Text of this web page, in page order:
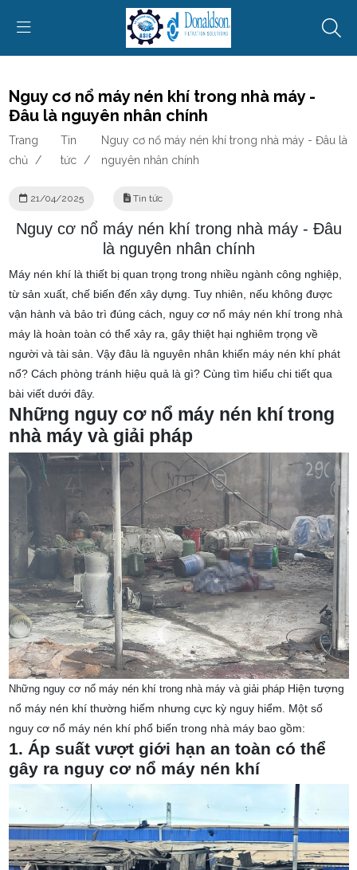
Nguy cơ nổ máy nén khí​ trong nhà máy -
Đâu là nguyên nhân chính
Trang
chủ
/
Tin
tức
/
Nguy cơ nổ máy nén khí​ trong nhà máy - Đâu là
nguyên nhân chính
21/04/2025 Tin tức
Nguy cơ nổ máy nén khí​ trong nhà máy - Đâu
là nguyên nhân chính
Máy nén khí là thiết bị quan trọng trong nhiều ngành công nghiệp,
từ sản xuất, chế biến đến xây dựng. Tuy nhiên, nếu không được
vận hành và bảo trì đúng cách, nguy cơ nổ máy nén khí trong nhà
máy là hoàn toàn có thể xảy ra, gây thiệt hại nghiêm trọng về
người và tài sản. Vậy đâu là nguyên nhân khiến máy nén khí phát
nổ? Cách phòng tránh hiệu quả là gì? Cùng tìm hiểu chi tiết qua
bài viết dưới đây.
Những nguy cơ nổ máy nén khí trong
nhà máy và giải pháp
Những nguy cơ nổ máy nén khí trong nhà máy và giải pháp Hiện tượng
nổ máy nén khí thường hiếm nhưng cực kỳ nguy hiểm. Một số
nguy cơ nổ máy nén khí phổ biến trong nhà máy bao gồm:
1. Áp suất vượt giới hạn an toàn có thể
gây ra nguy cơ nổ máy nén khí